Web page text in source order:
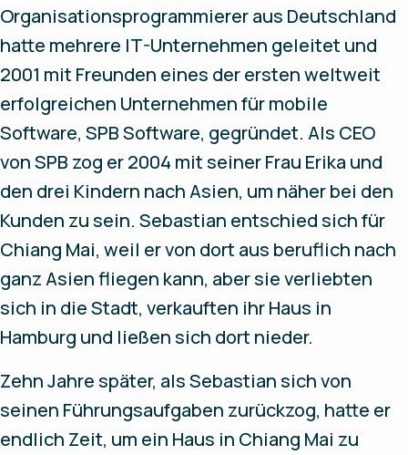
Organisationsprogrammierer aus Deutschland
hatte mehrere IT-Unternehmen geleitet und
2001 mit Freunden eines der ersten weltweit
erfolgreichen Unternehmen für mobile
Software, SPB Software, gegründet. Als CEO
von SPB zog er 2004 mit seiner Frau Erika und
den drei Kindern nach Asien, um näher bei den
Kunden zu sein. Sebastian entschied sich für
Chiang Mai, weil er von dort aus beruflich nach
ganz Asien fliegen kann, aber sie verliebten
sich in die Stadt, verkauften ihr Haus in
Hamburg und ließen sich dort nieder.
Zehn Jahre später, als Sebastian sich von
seinen Führungsaufgaben zurückzog, hatte er
endlich Zeit, um ein Haus in Chiang Mai zu